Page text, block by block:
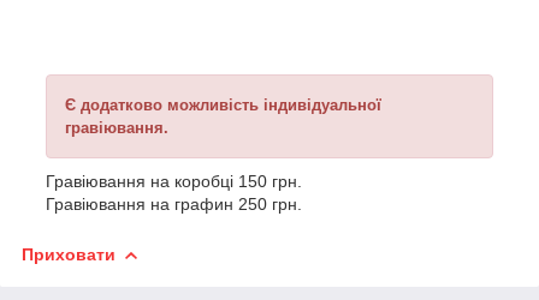
Є додатково можливість індивідуальної
гравіювання.
Гравіювання на коробці 150 грн.
Гравіювання на графин 250 грн.
Приховати